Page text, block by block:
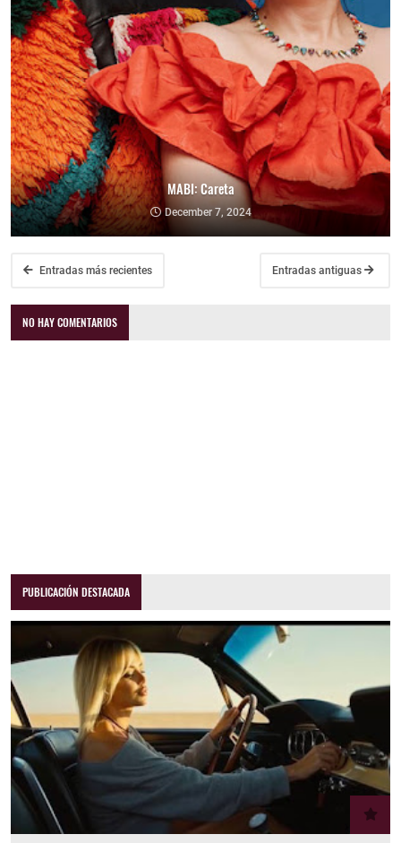
MABI: Careta
December 7, 2024
Entradas más recientes Entradas antiguas
NO HAY COMENTARIOS
PUBLICACIÓN DESTACADA